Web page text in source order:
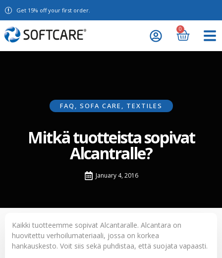
Get 15% off your first order.
0
FAQ , SOFA CARE , TEXTILES
Mitkä tuotteista sopivat
Alcantralle?
January 4, 2016
Kaikki tuotteemme sopivat Alcantaralle. Alcantara on
huovitettu verhoilumateriaali, jossa on korkea
hankauskesto. Voit siis sekä puhdistaa, että suojata vapaasti.